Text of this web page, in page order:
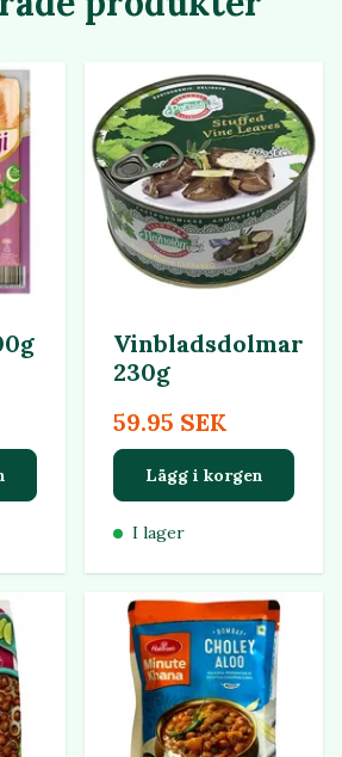
Vinbladsdolmar
230g
59.95 SEK
Lägg i korgen
I lager